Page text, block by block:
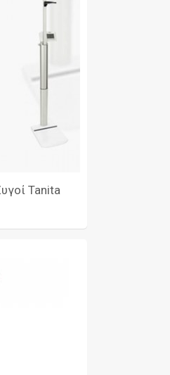
Tanita